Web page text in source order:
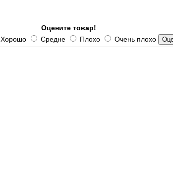
Оцените товар!
Хорошо Средне Плохо Очень плохо